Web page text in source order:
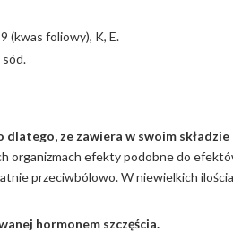
(kwas foliowy), K, E.
sód.
ze zawiera w swoim
organizmach efekty podobne do
przeciwbólowo. W niewielkich
hormonem szczęścia.